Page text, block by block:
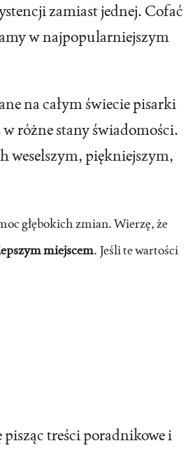
zamiast jednej. Cofać
w najpopularniejszym
na całym świecie pisarki
różne stany świadomości.
weselszym, piękniejszym,
głębokich zmian. Wierzę, że
miejscem. Jeśli te wartości
pisząc treści poradnikowe i